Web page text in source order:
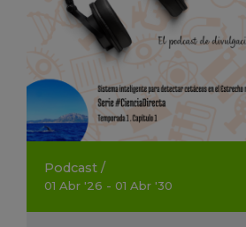
Podcast /
01 Abr '26 - 01 Abr '30